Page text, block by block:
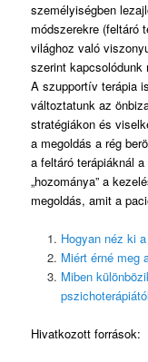
személyiségben
módszerekre (feltáró
világhoz való
szerint
A szupportív terápia
változtatunk az
stratégiákon és
a megoldás a rég
a feltáró terápiáknál
„hozománya” a
megoldás, amit a
Hogyan néz ki
Miért érné meg
Miben
Hivatkozott források: